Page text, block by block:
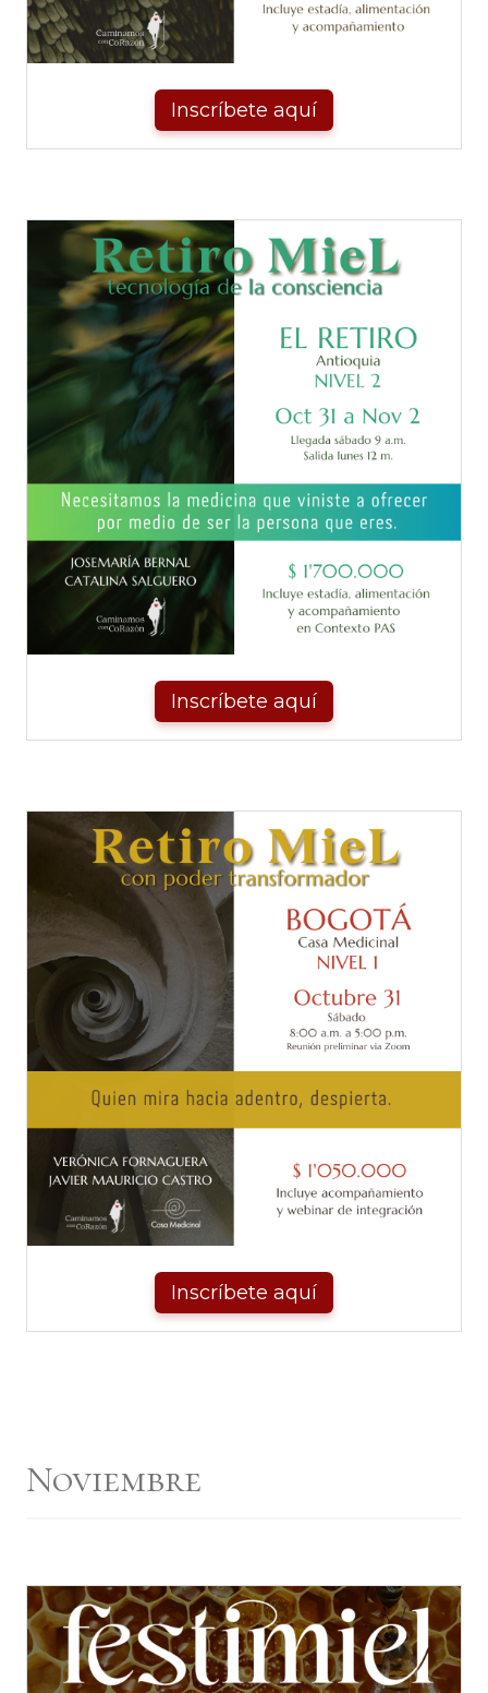
Inscríbete aquí
Inscríbete aquí
Inscríbete aquí
Noviembre